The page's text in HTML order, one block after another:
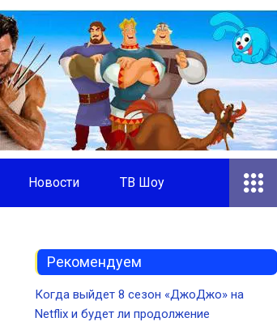
Новости ТВ Шоу
Рекомендуем
Когда выйдет 8 сезон «ДжоДжо» на
Netflix и будет ли продолжение